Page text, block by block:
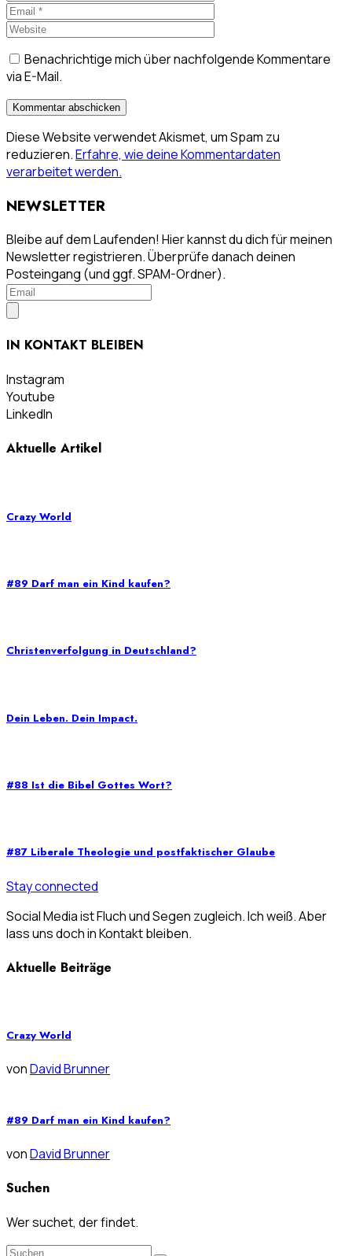
Benachrichtige mich über nachfolgende Kommentare
via E-Mail.
Diese Website verwendet Akismet, um Spam zu
reduzieren.Erfahre, wie deine Kommentardaten
verarbeitet werden.
NEWSLETTER
Bleibe auf dem Laufenden! Hier kannst du dich für meinen
Newsletter registrieren. Überprüfe danach deinen
Posteingang (und ggf. SPAM-Ordner).
IN KONTAKT BLEIBEN
Instagram
Youtube
LinkedIn
Aktuelle Artikel
Crazy World
#89 Darf man ein Kind kaufen?
Christenverfolgung in Deutschland?
Dein Leben. Dein Impact.
#88 Ist die Bibel Gottes Wort?
#87 Liberale Theologie und postfaktischer Glaube
Stay connected
Social Media ist Fluch und Segen zugleich. Ich weiß. Aber
lass uns doch in Kontakt bleiben.
Aktuelle Beiträge
Crazy World
vonDavid Brunner
#89 Darf man ein Kind kaufen?
vonDavid Brunner
Suchen
Wer suchet, der findet.